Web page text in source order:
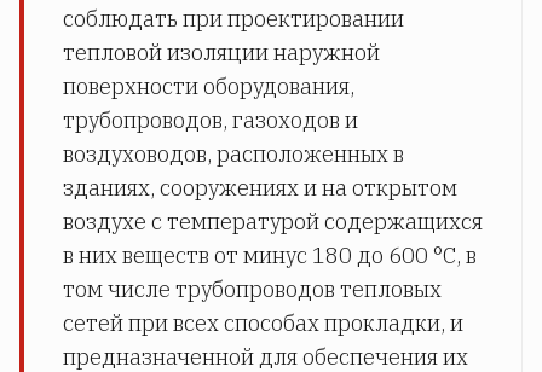
соблюдать при проектировании
тепловой изоляции наружной
поверхности оборудования,
трубопроводов, газоходов и
воздуховодов, расположенных в
зданиях, сооружениях и на открытом
воздухе с температурой содержащихся
в них веществ от минус 180 до 600 °С, в
том числе трубопроводов тепловых
сетей при всех способах прокладки, и
предназначенной для обеспечения их